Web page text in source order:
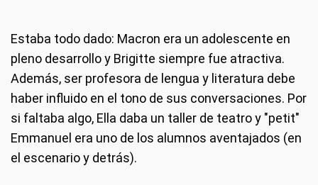
Estaba todo dado: Macron era un adolescente en
pleno desarrollo y Brigitte siempre fue atractiva.
Además, ser profesora de lengua y literatura debe
haber influido en el tono de sus conversaciones. Por
si faltaba algo, Ella daba un taller de teatro y "petit"
Emmanuel era uno de los alumnos aventajados (en
el escenario y detrás).